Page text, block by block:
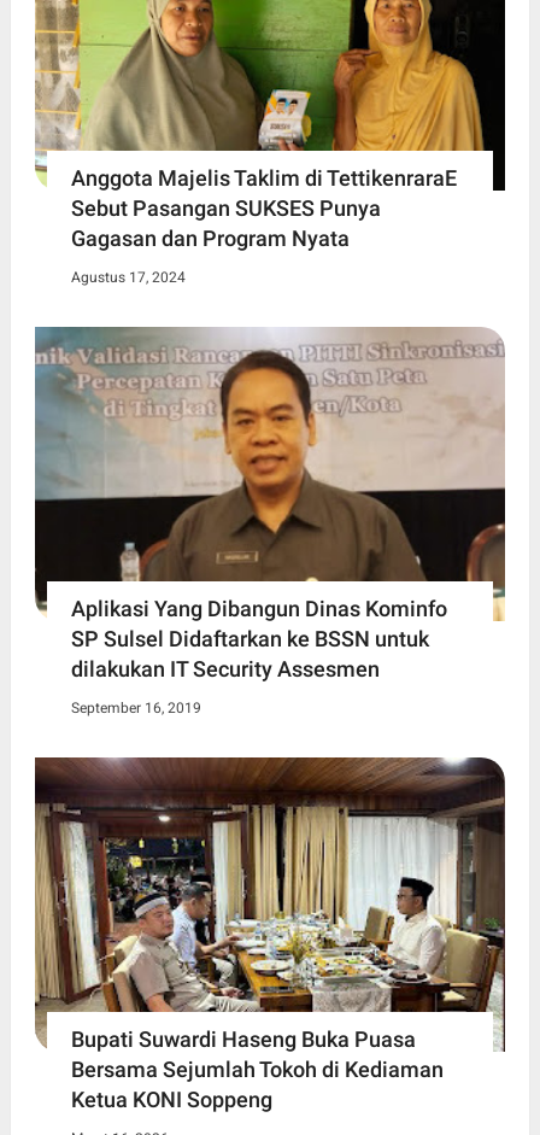
Anggota Majelis Taklim di TettikenraraE
Sebut Pasangan SUKSES Punya
Gagasan dan Program Nyata
Agustus 17, 2024
Aplikasi Yang Dibangun Dinas Kominfo
SP Sulsel Didaftarkan ke BSSN untuk
dilakukan IT Security Assesmen
September 16, 2019
Bupati Suwardi Haseng Buka Puasa
Bersama Sejumlah Tokoh di Kediaman
Ketua KONI Soppeng